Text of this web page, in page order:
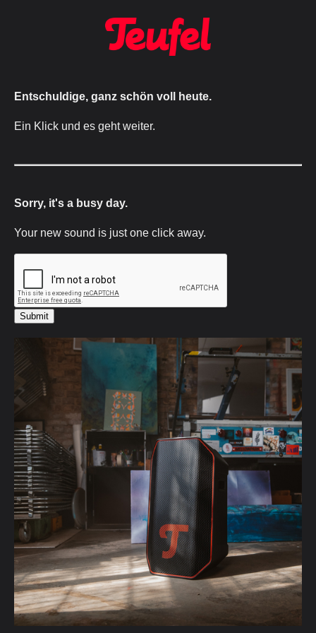
Entschuldige, ganz schön voll heute.
Ein Klick und es geht weiter.
Sorry, it's a busy day.
Your new sound is just one click away.